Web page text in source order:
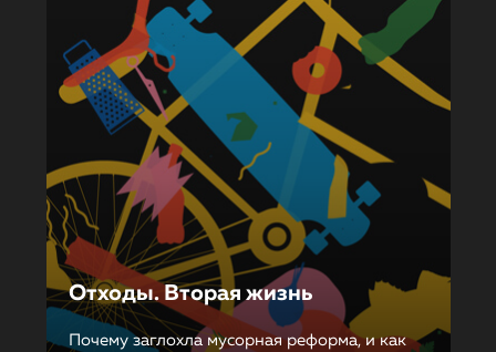
Отходы. Вторая жизнь
Почему заглохла мусорная реформа, и как